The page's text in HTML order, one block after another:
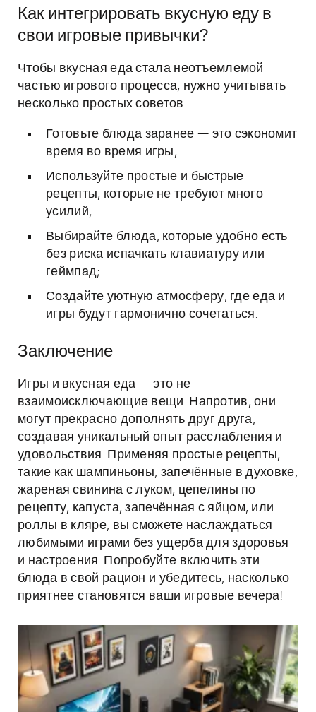
Как интегрировать вкусную еду в
свои игровые привычки?
Чтобы вкусная еда стала неотъемлемой
частью игрового процесса, нужно учитывать
несколько простых советов:
Готовьте блюда заранее — это сэкономит
время во время игры;
Используйте простые и быстрые
рецепты, которые не требуют много
усилий;
Выбирайте блюда, которые удобно есть
без риска испачкать клавиатуру или
геймпад;
Создайте уютную атмосферу, где еда и
игры будут гармонично сочетаться.
Заключение
Игры и вкусная еда — это не
взаимоисключающие вещи. Напротив, они
могут прекрасно дополнять друг друга,
создавая уникальный опыт расслабления и
удовольствия. Применяя простые рецепты,
такие как шампиньоны, запечённые в духовке,
жареная свинина с луком, цепелины по
рецепту, капуста, запечённая с яйцом, или
роллы в кляре, вы сможете наслаждаться
любимыми играми без ущерба для здоровья
и настроения. Попробуйте включить эти
блюда в свой рацион и убедитесь, насколько
приятнее становятся ваши игровые вечера!